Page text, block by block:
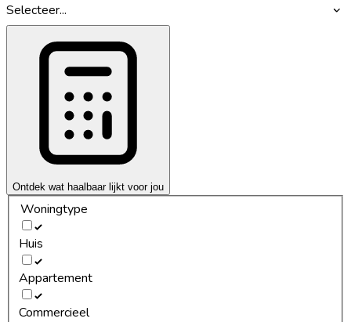
Selecteer...
Ontdek wat haalbaar lijkt voor jou
Woningtype
Huis
Appartement
Commercieel